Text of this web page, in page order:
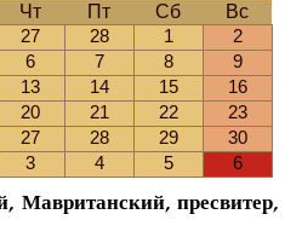
Чт Пт Сб
Вс
27 28 1
2
6 7 8
9
13 14 15
16
20 21 22
23
27 28 29
30
3 4 5 6
Мавританский, пресвитер,